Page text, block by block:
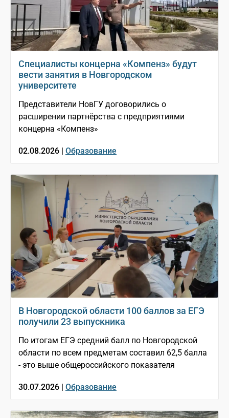
Специалисты концерна «Компенз» будут
вести занятия в Новгородском
университете
Представители НовГУ договорились о
расширении партнёрства с предприятиями
концерна «Компенз»
02.08.2026 | Образование
В Новгородской области 100 баллов за ЕГЭ
получили 23 выпускника
По итогам ЕГЭ средний балл по Новгородской
области по всем предметам составил 62,5 балла
- это выше общероссийского показателя
30.07.2026 | Образование